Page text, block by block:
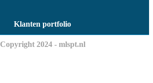
Klanten portfolio
Copyright 2024 - mlspt.nl